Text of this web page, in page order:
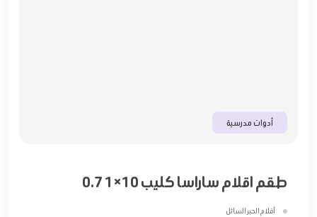
أدوات مدرسية
طقم اقلام ساراسا كليب 10×1 0.7
أقلام الحبر السائل